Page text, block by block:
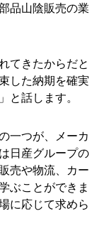
品山陰販売の業
てきたからだと
した納期を確実
と話します。
一つが、メーカ
日産グループの
売や物流、カー
ぶことができま
に応じて求めら